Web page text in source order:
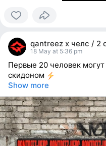
people
reacted qantreez x челс / 2
18 May at 5:36 pm
Первые 20 человек
скидоном
Show more